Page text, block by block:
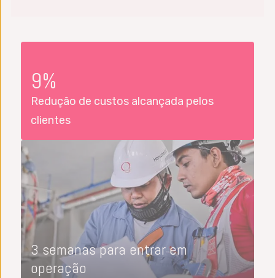
9%
Redução de custos alcançada pelos
clientes
3 semanas para entrar em
operação